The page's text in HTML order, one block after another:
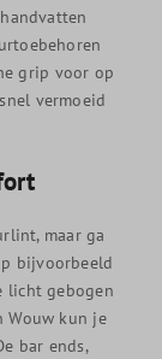
grip voor op
vermoeid
maar ga
bijvoorbeeld
licht gebogen
Wouw kun je
bar ends,